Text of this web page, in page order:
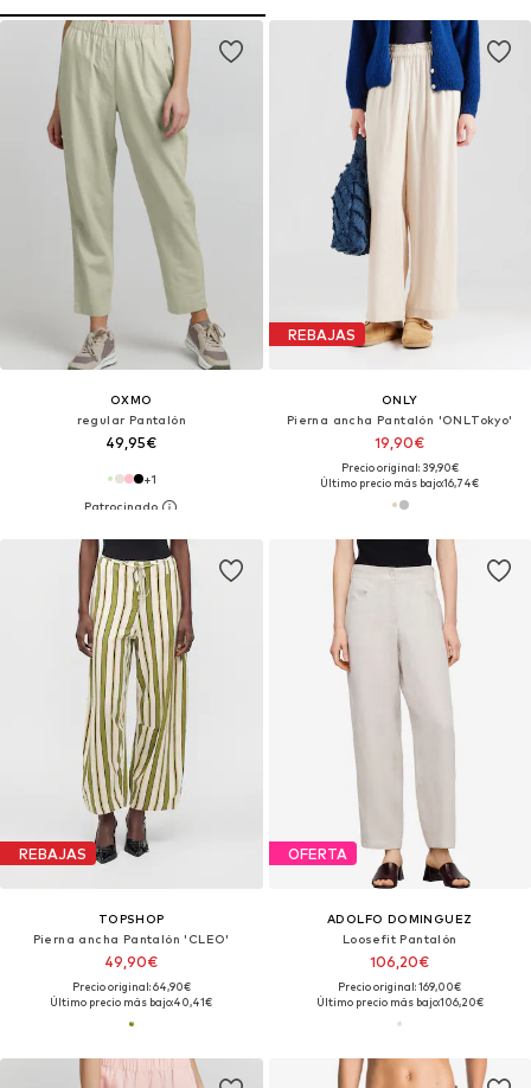
OXMO
regular Pantalón
49,95€
+1
REBAJAS
ONLY
Pierna ancha Pantalón 'ONLTokyo'
19,90€
Precio original: 39,90€
Último precio más bajo:16,74€
REBAJAS
TOPSHOP
Pierna ancha Pantalón 'CLEO'
49,90€
Precio original: 64,90€
Último precio más bajo:40,41€
OFERTA
ADOLFO DOMINGUEZ
Loosefit Pantalón
106,20€
Precio original: 169,00€
Último precio más bajo:106,20€